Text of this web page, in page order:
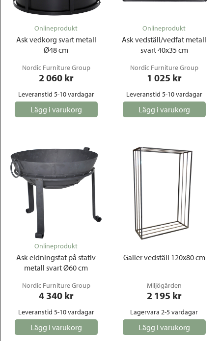
Outlet
Ask vedkorg svart metall
Ø48 cm
Onlineprodukt
Nordic Furniture Group
2 060 kr
Leveranstid 5-10 vardagar
Lägg i varukorg
Ask vedställ/vedfat metall
svart 40x35 cm
Onlineprodukt
Nordic Furniture Group
1 025 kr
Leveranstid 5-10 vardagar
Lägg i varukorg
Ask eldningsfat på stativ
metall svart Ø60 cm
Onlineprodukt
Nordic Furniture Group
4 340 kr
Leveranstid 5-10 vardagar
Lägg i varukorg
Galler vedställ 120x80 cm
Miljögården
2 195 kr
Lagervara 2-5 vardagar
Lägg i varukorg